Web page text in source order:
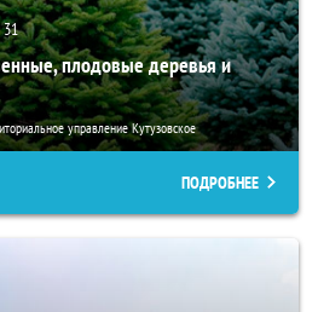
31
плодовые деревья и
управление Кутузовское
ПОДРОБНЕЕ